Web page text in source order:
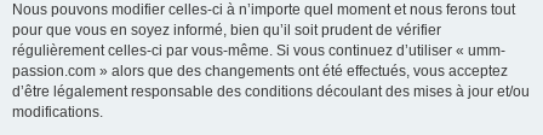
Nous pouvons modifier celles-ci à n’importe quel moment et nous ferons tout
pour que vous en soyez informé, bien qu’il soit prudent de vérifier
régulièrement celles-ci par vous-même. Si vous continuez d’utiliser « umm-
passion.com » alors que des changements ont été effectués, vous acceptez
d’être légalement responsable des conditions découlant des mises à jour et/ou
modifications.